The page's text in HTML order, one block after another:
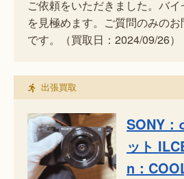
ご依頼をいただきました。バ
を見極めます。ご質問のみの
です。（買取日：2024/09/26）
出張買取
SONY
ット
n：